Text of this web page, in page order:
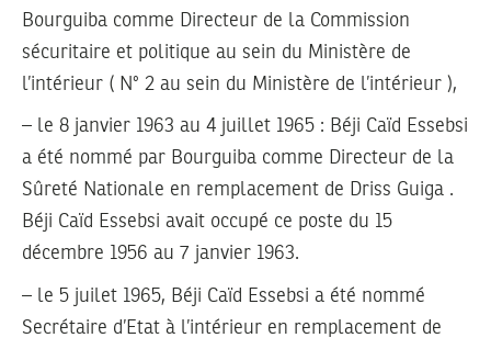
Bourguiba comme Directeur de la Commission
sécuritaire et politique au sein du Ministère de
l’intérieur ( N° 2 au sein du Ministère de l’intérieur ),
– le 8 janvier 1963 au 4 juillet 1965 : Béji Caïd Essebsi
a été nommé par Bourguiba comme Directeur de la
Sûreté Nationale en remplacement de Driss Guiga .
Béji Caïd Essebsi avait occupé ce poste du 15
décembre 1956 au 7 janvier 1963.
– le 5 juilet 1965, Béji Caïd Essebsi a été nommé
Secrétaire d’Etat à l’intérieur en remplacement de